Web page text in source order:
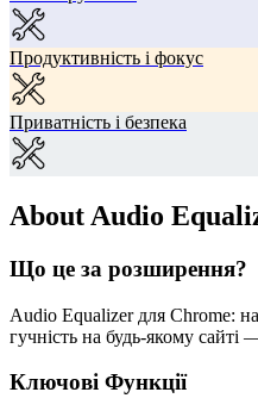
Продуктивність і фокус
Приватність і безпека
About Audio
Що це за розширення?
Audio Equalizer для Chrome:
гучність на будь-якому сайті
Ключові Функції